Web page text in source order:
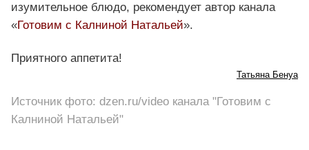
изумительное блюдо, рекомендует автор канала
«Готовим с Калниной Натальей».
Приятного аппетита!
Татьяна Бенуа
Источник фото: dzen.ru/video канала "Готовим с
Калниной Натальей"